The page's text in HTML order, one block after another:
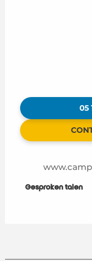
05
Gesproken talen
Gesproken talen